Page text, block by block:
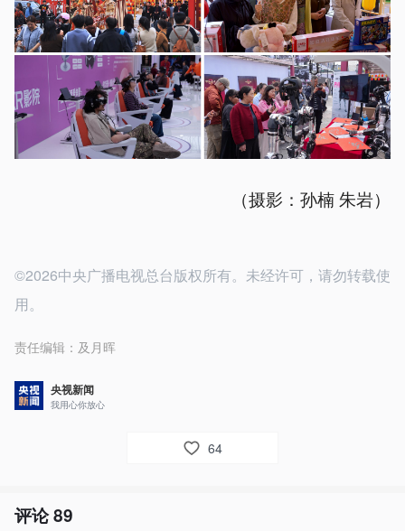
（摄影：孙楠 朱岩）
©2026中央广播电视总台版权所有。未经许可，请勿转载使
用。
责任编辑： 及月晖
央视新闻
我用心你放心
64
评论89